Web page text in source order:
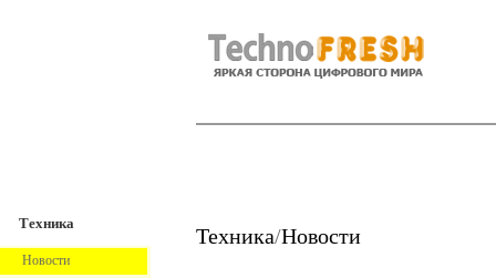
Техника
Новости
Техника/Новости